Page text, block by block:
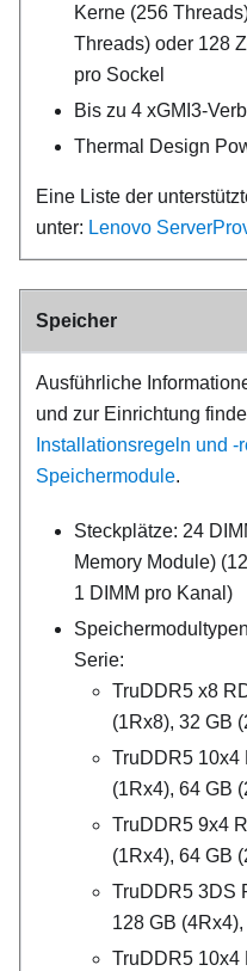
Kerne (256
Threads) oder 128
pro Sockel
Bis zu 4 xGMI3-
Thermal Design
Eine Liste der
unter: Lenovo
Speicher
Ausführliche
und zur Einrichtung
Installationsregeln und
Speichermodule.
Steckplätze: 24
Memory Module)
1 DIMM pro Kanal)
Serie:
TruDDR5 x8
(1Rx8), 32 GB
TruDDR5 10x4
(1Rx4), 64 GB
TruDDR5 9x4
(1Rx4), 64 GB
TruDDR5 3DS
128 GB
TruDDR5 10x4